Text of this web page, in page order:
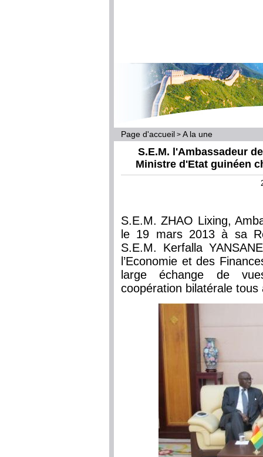
Page d'accueil > A la une
S.E.M. l'Ambassadeur
Ministre d'Etat guinéen
S.E.M. ZHAO Lixing,
le 19 mars 2013 à sa
S.E.M. Kerfalla
l’Economie et des
large échange de
coopération bilatérale tous